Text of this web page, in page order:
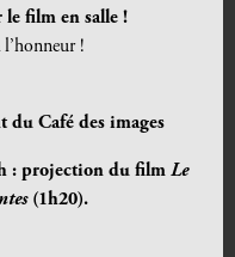
le film en salle !
!
du Café des images
: projection du film Le
(1h20).